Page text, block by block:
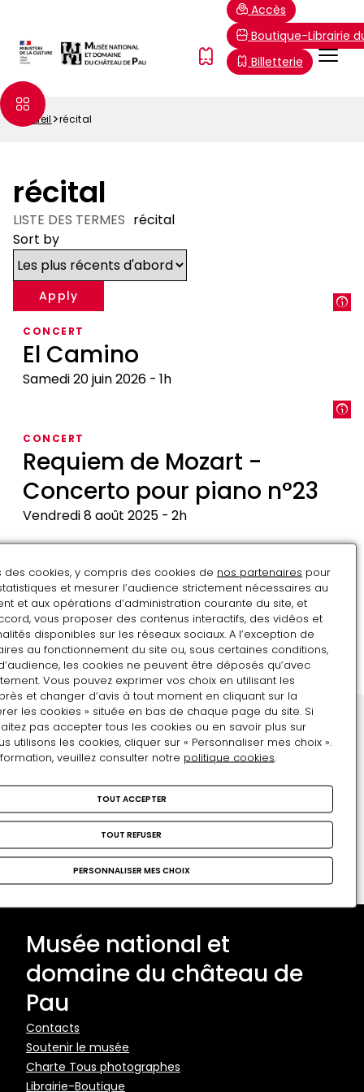
contenu
principal
Menu
FR
Accès
Boutique-Librairie
Billetterie
Fil
Accueil récital
récital
LISTE DES TERMES récital
Sort by
El Camino
Samedi 20 juin 2026 1h
CONCERT
Requiem de Mozart -
Concerto pour piano n°23
Vendredi 8 août 2025 2h
CONCERT
Requiem
Mozart
-
Concerto
pour
piano
n°23
"La Traviata" de Verdi
Vendredi 9 août 2024 2h
CONCERT
"La
Traviata"
de
Verdi
Restons en contact
Inscrivez-vous !
Adresse e-mail
Format attendu : nom@domaine.fr
Musée national et
domaine du château de
Pau
Pied
de
page
Contacts
Soutenir le musée
Charte Tous photographes
Librairie-Boutique
des cookies, y compris des cookies de nos partenaires pour
et mesurer l’audience strictement nécessaires au
et aux opérations d’administration courante du site, et
vous proposer des contenus interactifs, des vidéos et
disponibles sur les réseaux sociaux. A l’exception de
au fonctionnement du site ou, sous certaines conditions,
les cookies ne peuvent être déposés qu’avec
Vous pouvez exprimer vos choix en utilisant les
et changer d’avis à tout moment en cliquant sur la
les cookies » située en bas de chaque page du site. Si
pas accepter tous les cookies ou en savoir plus sur
utilisons les cookies, cliquer sur « Personnaliser mes choix ».
veuillez consulter notre politique cookies.
TOUT ACCEPTER
TOUT REFUSER
PERSONNALISER MES CHOIX